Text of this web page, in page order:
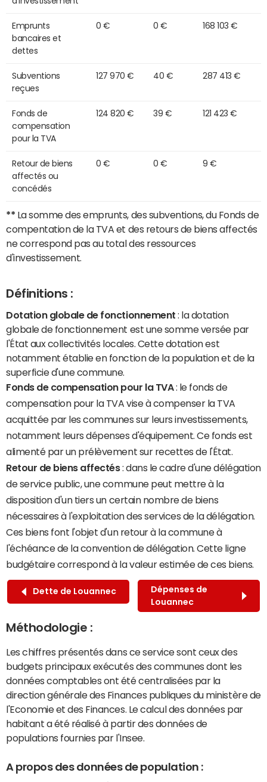
Emprunts
bancaires et
dettes
0 € 0 € 168 103 €
Subventions
reçues
127 970 € 40 € 287 413 €
Fonds de
compensation
pour la TVA
124 820 € 39 € 121 423 €
Retour de biens
affectés ou
concédés
0 € 0 € 9 €
** La somme des emprunts, des subventions, du Fonds de
compentation de la TVA et des retours de biens affectés
ne correspond pas au total des ressources
d'investissement.
Définitions :
Dotation globale de fonctionnement : la dotation
globale de fonctionnement est une somme versée par
l'État aux collectivités locales. Cette dotation est
notamment établie en fonction de la population et de la
superficie d'une commune.
Fonds de compensation pour la TVA: le fonds de
compensation pour la TVA vise à compenser la TVA
acquittée par les communes sur leurs investissements,
notamment leurs dépenses d'équipement. Ce fonds est
alimenté par un prélèvement sur recettes de l'État.
Retour de biens affectés: dans le cadre d'une délégation
de service public, une commune peut mettre à la
disposition d'un tiers un certain nombre de biens
nécessaires à l'exploitation des services de la délégation.
Ces biens font l'objet d'un retour à la commune à
l'échéance de la convention de délégation. Cette ligne
budgétaire correspond à la valeur estimée de ces biens.
Dette de Louannec
Dépenses de
Louannec
Méthodologie :
Les chiffres présentés dans ce service sont ceux des
budgets principaux exécutés des communes dont les
données comptables ont été centralisées par la
direction générale des Finances publiques du ministère de
l'Economie et des Finances. Le calcul des données par
habitant a été réalisé à partir des données de
populations fournies par l'Insee.
A propos des données de population :